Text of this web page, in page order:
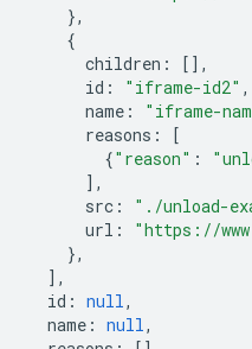
},
{
children :
[],
id : "iframe-id2" ,
name : "iframe-
reasons :
[
{"reason" :
],
src : "./unload-
url :
"https://
},
],
id : null,
name : null,